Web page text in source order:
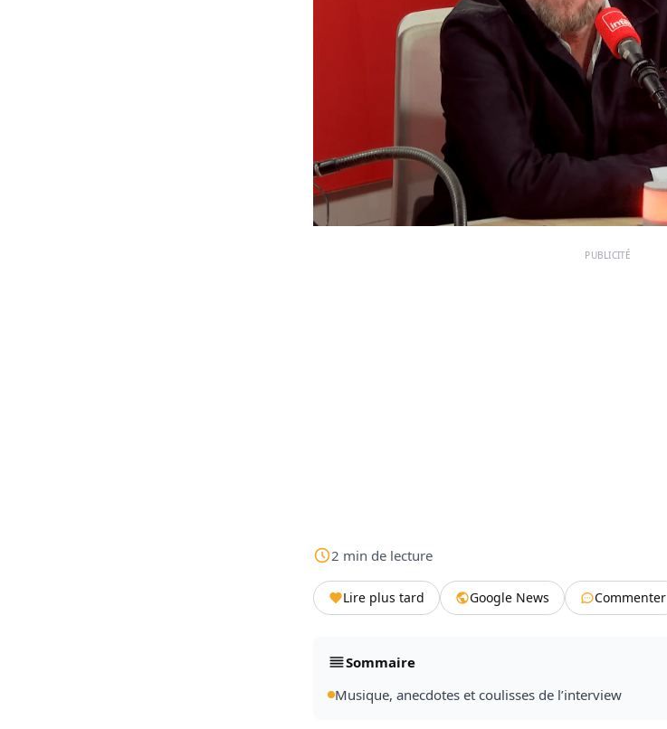
PUBLICITÉ
2 min de lecture
Lire plus tard Google News Commenter
Sommaire
Musique, anecdotes et coulisses de l’interview